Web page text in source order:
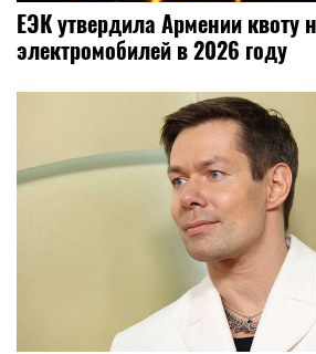
ЕЭК утвердила Армении квоту
электромобилей в 2026 году